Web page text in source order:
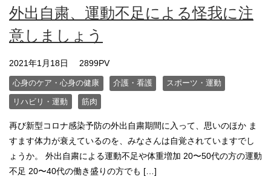
外出自粛、運動不足による怪我に注
意しましょう
2021年1月18日 2899PV
心身のケア・心身の健康 介護・看護 スポーツ・運動
リハビリ・運動 筋肉
再び新型コロナ感染予防の外出自粛期間に入って、思いのほか ま
すます体力が衰えているのを、みなさんは自覚されていますでし
ょうか。 外出自粛による運動不足や体重増加 20〜50代の方の運動
不足 20〜40代の働き盛りの方でも […]